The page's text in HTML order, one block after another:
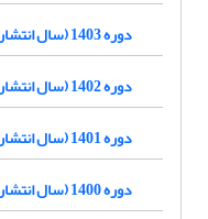
دوره 1403 (سال انتشار 1403)
دوره 1402 (سال انتشار 1402)
دوره 1401 (سال انتشار 1401)
دوره 1400 (سال انتشار 1400)